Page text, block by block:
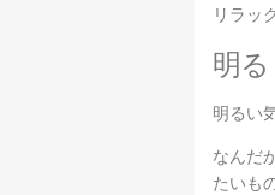
リラッ
明
明るい
なんだ
たいも